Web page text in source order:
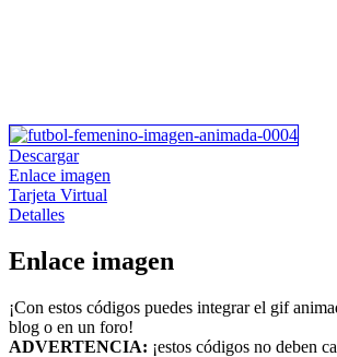
Descargar
Enlace imagen
Tarjeta Virtual
Detalles
Enlace imagen
¡Con estos códigos puedes integrar el gif
blog o en un foro!
ADVERTENCIA: ¡estos códigos no deben